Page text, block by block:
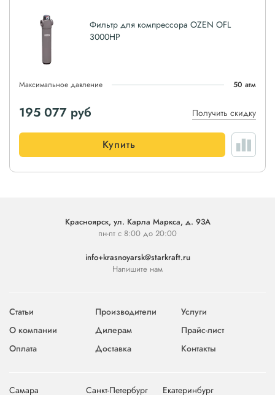
Фильтр для компрессора OZEN OFL
3000HP
Максимальное давление 50 атм
195 077 руб Получить скидку
Купить
Красноярск, ул. Карла Маркса, д. 93А
пн-пт с 8:00 до 20:00
info+krasnoyarsk@starkraft.ru
Напишите нам
Статьи Производители
Услуги
О компании
Дилерам
Прайс-лист
Оплата
Доставка Контакты
Самара Санкт-Петербург Екатеринбург